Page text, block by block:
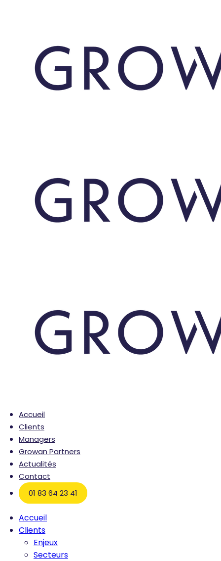
Accueil
Clients
Managers
Growan Partners
Actualités
Contact
01 83 64 23 41
Accueil
Clients
Enjeux
Secteurs